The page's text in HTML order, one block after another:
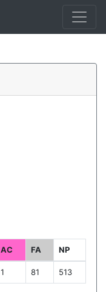
AC FA NP
1 81 513